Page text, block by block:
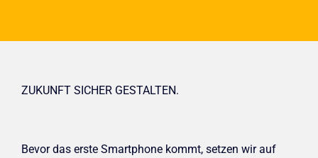
ZUKUNFT SICHER GESTALTEN.
Bevor das erste Smartphone kommt, setzen wir auf